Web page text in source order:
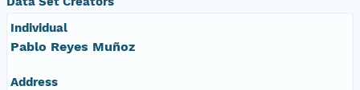
Individual
Pablo Reyes Muñoz
Address